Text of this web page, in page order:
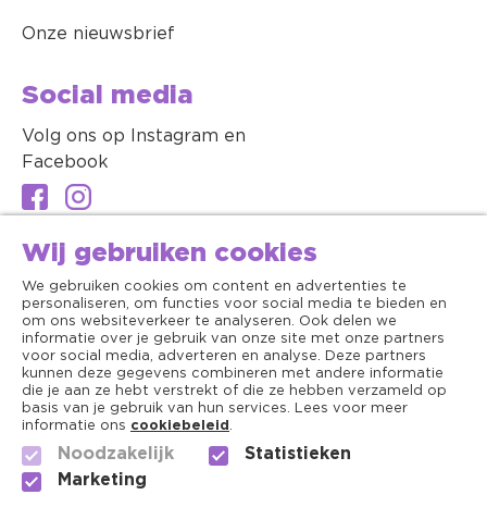
Onze nieuwsbrief
Social media
Volg ons op Instagram en
Facebook
Algemene voorwaarden
Wij gebruiken cookies
We gebruiken cookies om content en advertenties te
personaliseren, om functies voor social media te bieden en
om ons websiteverkeer te analyseren. Ook delen we
informatie over je gebruik van onze site met onze partners
voor social media, adverteren en analyse. Deze partners
kunnen deze gegevens combineren met andere informatie
die je aan ze hebt verstrekt of die ze hebben verzameld op
basis van je gebruik van hun services. Lees voor meer
informatie ons cookiebeleid .
Noodzakelijk
Statistieken
Marketing